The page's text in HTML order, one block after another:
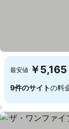
最安値 ￥5,165
9件のサイトの料